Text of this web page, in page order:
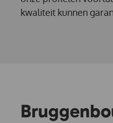
kwaliteit kunnen